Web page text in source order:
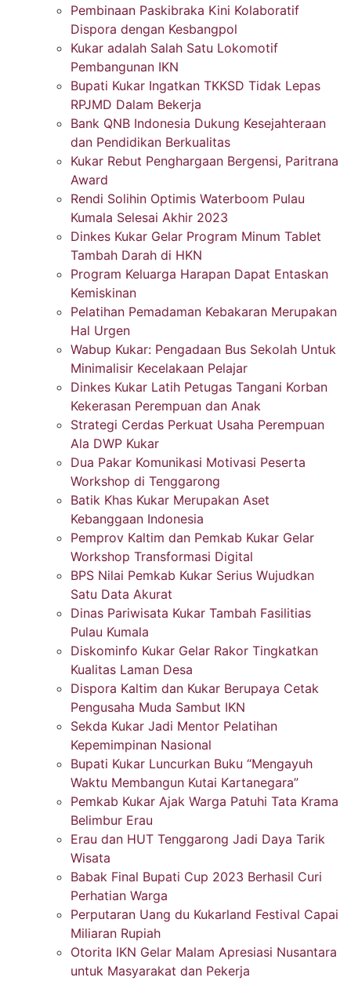
Pembinaan Paskibraka Kini Kolaboratif
Dispora dengan Kesbangpol
Kukar adalah Salah Satu Lokomotif
Pembangunan IKN
Bupati Kukar Ingatkan TKKSD Tidak Lepas
RPJMD Dalam Bekerja
Bank QNB Indonesia Dukung Kesejahteraan
dan Pendidikan Berkualitas
Kukar Rebut Penghargaan Bergensi, Paritrana
Award
Rendi Solihin Optimis Waterboom Pulau
Kumala Selesai Akhir 2023
Dinkes Kukar Gelar Program Minum Tablet
Tambah Darah di HKN
Program Keluarga Harapan Dapat Entaskan
Kemiskinan
Pelatihan Pemadaman Kebakaran Merupakan
Hal Urgen
Wabup Kukar: Pengadaan Bus Sekolah Untuk
Minimalisir Kecelakaan Pelajar
Dinkes Kukar Latih Petugas Tangani Korban
Kekerasan Perempuan dan Anak
Strategi Cerdas Perkuat Usaha Perempuan
Ala DWP Kukar
Dua Pakar Komunikasi Motivasi Peserta
Workshop di Tenggarong
Batik Khas Kukar Merupakan Aset
Kebanggaan Indonesia
Pemprov Kaltim dan Pemkab Kukar Gelar
Workshop Transformasi Digital
BPS Nilai Pemkab Kukar Serius Wujudkan
Satu Data Akurat
Dinas Pariwisata Kukar Tambah Fasilitias
Pulau Kumala
Diskominfo Kukar Gelar Rakor Tingkatkan
Kualitas Laman Desa
Dispora Kaltim dan Kukar Berupaya Cetak
Pengusaha Muda Sambut IKN
Sekda Kukar Jadi Mentor Pelatihan
Kepemimpinan Nasional
Bupati Kukar Luncurkan Buku “Mengayuh
Waktu Membangun Kutai Kartanegara”
Pemkab Kukar Ajak Warga Patuhi Tata Krama
Belimbur Erau
Erau dan HUT Tenggarong Jadi Daya Tarik
Wisata
Babak Final Bupati Cup 2023 Berhasil Curi
Perhatian Warga
Perputaran Uang du Kukarland Festival Capai
Miliaran Rupiah
Otorita IKN Gelar Malam Apresiasi Nusantara
untuk Masyarakat dan Pekerja